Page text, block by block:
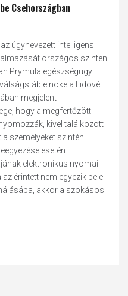
Csehországban
úgynevezett intelligens
országos szinten
Prymula egészségügyi
elnöke a Lidové
megjelent
hogy a megfertőzött
kivel találkozott
személyeket szintén
esetén
elektronikus nyomai
érintett nem egyezik bele
akkor a szokásos